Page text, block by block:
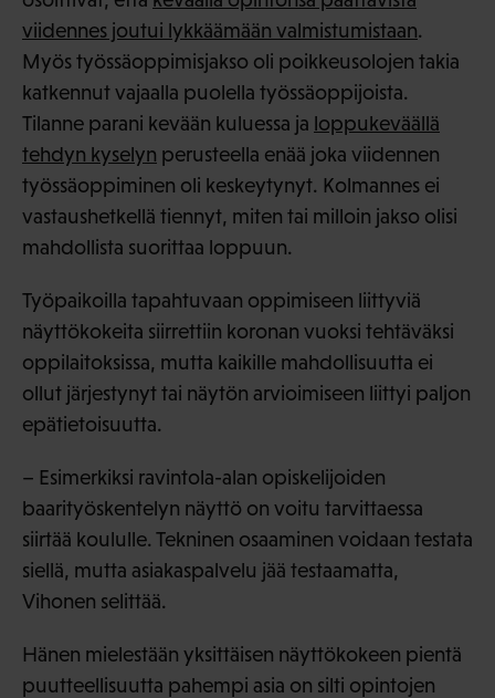
viidennes joutui lykkäämään valmistumistaan.
Myös työssäoppimisjakso oli poikkeusolojen takia
katkennut vajaalla puolella työssäoppijoista.
Tilanne parani kevään kuluessa ja loppukeväällä
tehdyn kyselyn perusteella enää joka viidennen
työssäoppiminen oli keskeytynyt. Kolmannes ei
vastaushetkellä tiennyt, miten tai milloin jakso olisi
mahdollista suorittaa loppuun.
Työpaikoilla tapahtuvaan oppimiseen liittyviä
näyttökokeita siirrettiin koronan vuoksi tehtäväksi
oppilaitoksissa, mutta kaikille mahdollisuutta ei
ollut järjestynyt tai näytön arvioimiseen liittyi paljon
epätietoisuutta.
– Esimerkiksi ravintola-alan opiskelijoiden
baarityöskentelyn näyttö on voitu tarvittaessa
siirtää koululle. Tekninen osaaminen voidaan testata
siellä, mutta asiakaspalvelu jää testaamatta,
Vihonen selittää.
Hänen mielestään yksittäisen näyttökokeen pientä
puutteellisuutta pahempi asia on silti opintojen